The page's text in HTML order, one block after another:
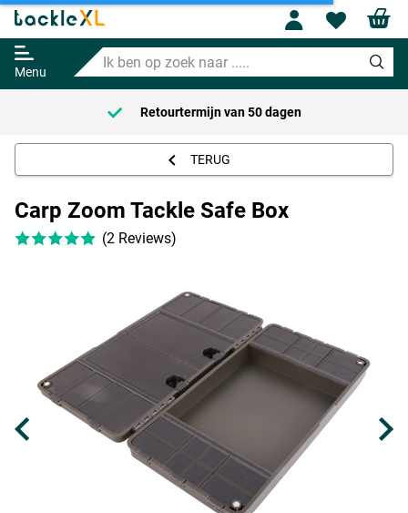
Menu
Ik
ben
op
zoek
naar
Profile
Carp Zoom Tackle Safe Box
Adviesprijs
17.95
9.95
Retourtermijn van 50 dagen
TERUG
Carp Zoom Tackle Safe Box
(2 Reviews)